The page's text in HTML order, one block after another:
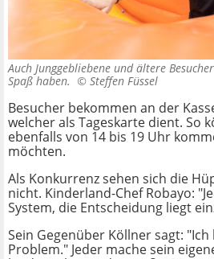
Auch Junggebliebene und ältere
Spaß haben. © Steffen Füssel
Besucher bekommen an der
welcher als Tageskarte dient. So
ebenfalls von 14 bis 19 Uhr
möchten.
Als Konkurrenz sehen sich die
nicht. Kinderland-Chef Robayo:
System, die Entscheidung liegt
Sein Gegenüber Köllner sagt:
Problem." Jeder mache sein